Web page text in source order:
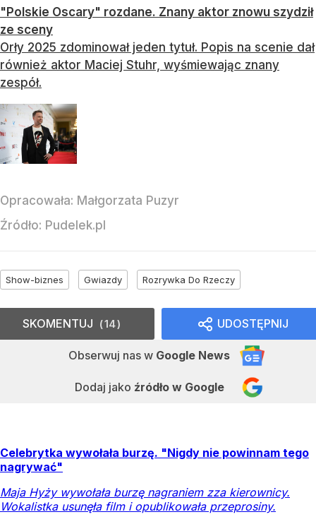
"Polskie Oscary" rozdane. Znany aktor znowu szydził
ze sceny
Orły 2025 zdominował jeden tytuł. Popis na scenie dał
również aktor Maciej Stuhr, wyśmiewając znany
zespół.
Opracowała: Małgorzata Puzyr
Źródło: Pudelek.pl
Show-biznes Gwiazdy Rozrywka Do Rzeczy
UDOSTĘPNIJ
Obserwuj nas w Google News
Dodaj jako źródło w Google
SKOMENTUJ 14
Celebrytka wywołała burzę. "Nigdy nie powinnam tego
nagrywać"
Maja Hyży wywołała burzę nagraniem zza kierownicy.
Wokalistka usunęła film i opublikowała przeprosiny.